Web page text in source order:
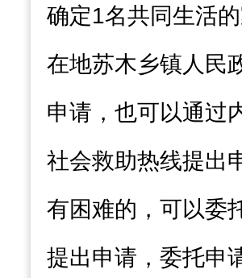
确定1名共同生活
在地苏木乡镇人民
申请 ，也可以通过
社会救助热线提出
有困难的 ， 可以委
提出申请 ， 委托申